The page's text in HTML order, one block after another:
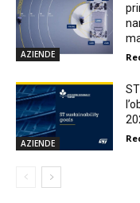
AZIENDE
AZIENDE